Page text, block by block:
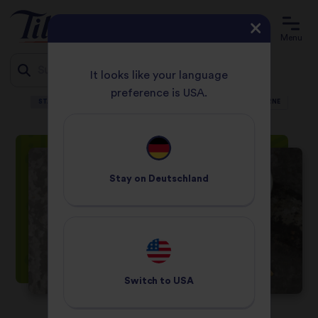
Menu
SCHNELLES, EINFACHES CHILI CON CARNE
It looks like your language
preference is USA.
Stay on Deutschland
Switch to USA